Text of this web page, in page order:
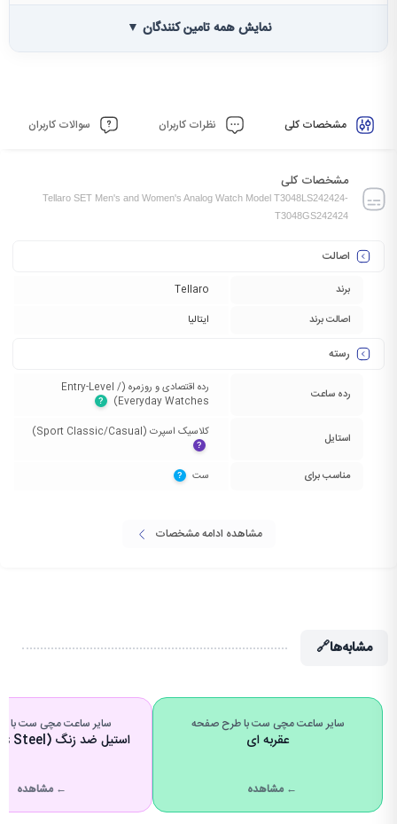
نمایش همه تامین کنندگان ▼
مشخصات کلی نظرات کاربران سوالات کاربران
مشخصات کلی
Tellaro SET Men's and Women's Analog Watch Model T3048LS242424-
T3048GS242424
اصالت
برند
Tellaro
اصالت برند
ایتالیا
رسته
رده ساعت
رده اقتصادی و روزمره (Entry-Level /
Everyday Watches)‏
?
استایل کلاسیک اسپرت (Sport Classic/Casual)‏
?
مناسب برای ست‏ ?
مشاهده ادامه مشخصات
مشابه‌ها🔗
سایر ساعت مچی ست با طرح صفحه
عقربه ای
← مشاهده
سایر ساعت مچی ست با
استیل ضد زنگ (Stainless Steel)
← مشاهده